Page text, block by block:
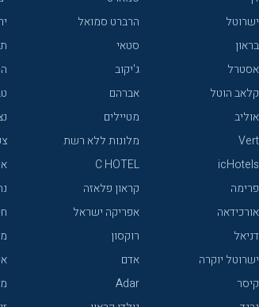
ישרוטל
בראון
אסטרל
קלאב הוטל
אוליב
Vert
icHotels
פרימה
אורכידאה
דניאל
ישרוטל יוקרה
קיסר
הרברט סמואל
סטאי
ג'יקוב
אברהם
מטיילים
מלונות ללא רשת
C HOTEL
קראון פלאזה
אפריקה ישראל
רוקסון
אדם
Adar